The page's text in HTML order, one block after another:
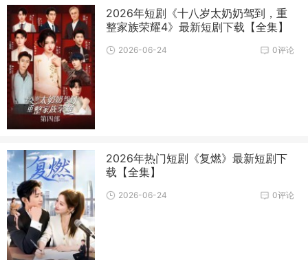
2026年短剧《十八岁太奶奶驾到，重
整家族荣耀4》最新短剧下载【全集】
0评论
2026-06-24
2026年热门短剧《复燃》最新短剧下
载【全集】
0评论
2026-06-24